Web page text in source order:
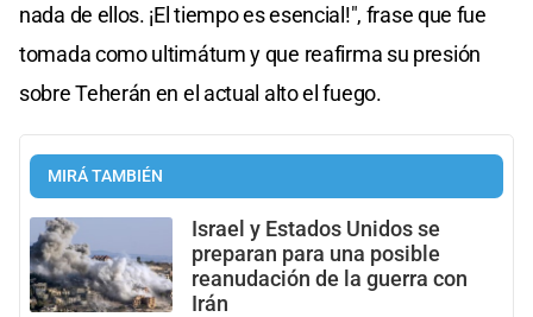
nada de ellos. ¡El tiempo es esencial!", frase que fue
tomada como ultimátum y que reafirma su presión
sobre Teherán en el actual alto el fuego.
MIRÁ TAMBIÉN
Israel y Estados Unidos se
preparan para una posible
reanudación de la guerra con
Irán